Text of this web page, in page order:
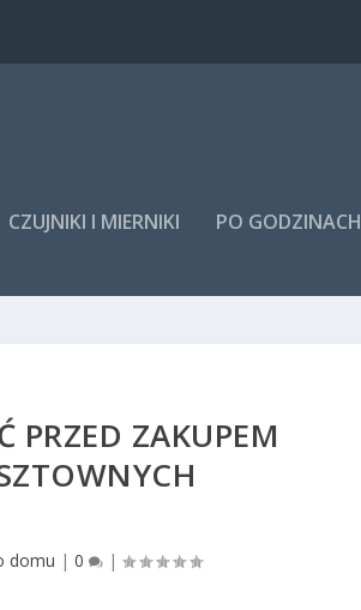
CZUJNIKI I MIERNIKI PO GODZINACH
PRZED ZAKUPEM
domu | 0 |